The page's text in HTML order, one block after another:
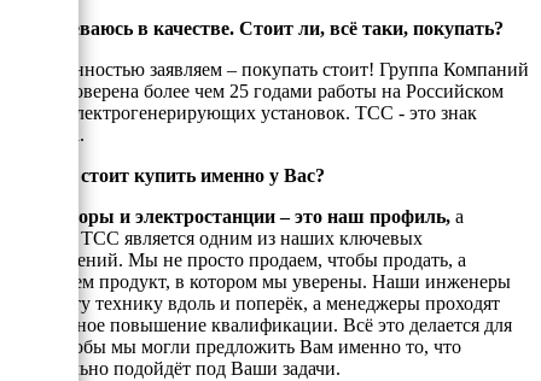
Я сомневаюсь в качестве. Стоит ли, всё таки, покупать?
С уверенностью заявляем – покупать стоит! Группа Компаний
ТСС проверена более чем 25 годами работы на Российском
рынке электрогенерирующих установок. ТСС - это знак
качества.
Почему стоит купить именно у Вас?
Генераторы и электростанции – это наш профиль, а
техника ТСС является одним из наших ключевых
направлений. Мы не просто продаем, чтобы продать, а
реализуем продукт, в котором мы уверены. Наши инженеры
знают эту технику вдоль и поперёк, а менеджеры проходят
постоянное повышение квалификации. Всё это делается для
того, чтобы мы могли предложить Вам именно то, что
оптимально подойдёт под Ваши задачи.